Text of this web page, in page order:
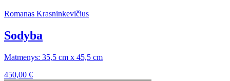
Romanas Krasninkevičius
Sodyba
Matmenys: 35,5 cm x 45,5 cm
450,00 €